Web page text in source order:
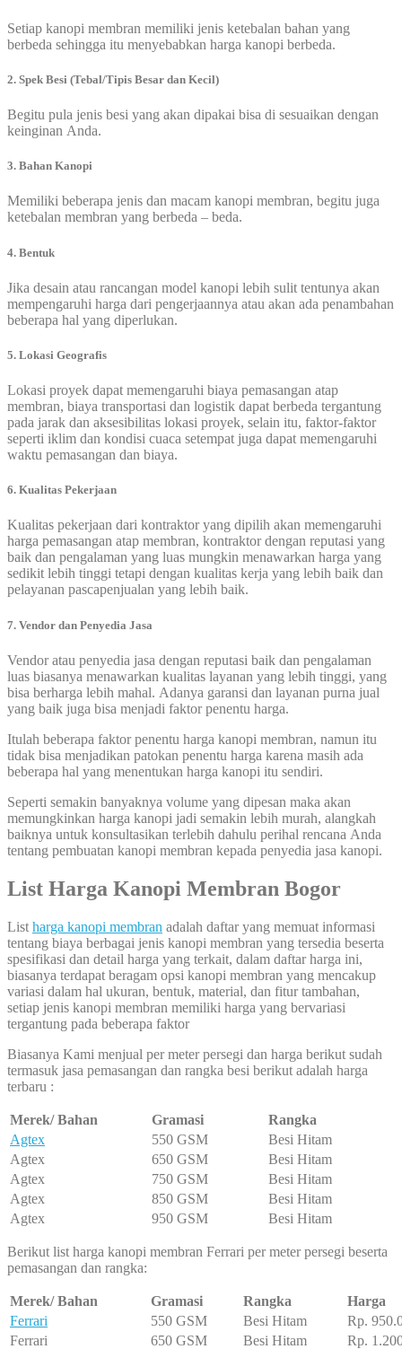
Setiap kanopi membran memiliki jenis ketebalan bahan yang
berbeda sehingga itu menyebabkan harga kanopi berbeda.
2. Spek Besi (Tebal/Tipis Besar dan Kecil)
Begitu pula jenis besi yang akan dipakai bisa di sesuaikan dengan
keinginan Anda.
3. Bahan Kanopi
Memiliki beberapa jenis dan macam kanopi membran, begitu juga
ketebalan membran yang berbeda – beda.
4. Bentuk
Jika desain atau rancangan model kanopi lebih sulit tentunya akan
mempengaruhi harga dari pengerjaannya atau akan ada penambahan
beberapa hal yang diperlukan.
5. Lokasi Geografis
Lokasi proyek dapat memengaruhi biaya pemasangan atap
membran, biaya transportasi dan logistik dapat berbeda tergantung
pada jarak dan aksesibilitas lokasi proyek, selain itu, faktor-faktor
seperti iklim dan kondisi cuaca setempat juga dapat memengaruhi
waktu pemasangan dan biaya.
6. Kualitas Pekerjaan
Kualitas pekerjaan dari kontraktor yang dipilih akan memengaruhi
harga pemasangan atap membran, kontraktor dengan reputasi yang
baik dan pengalaman yang luas mungkin menawarkan harga yang
sedikit lebih tinggi tetapi dengan kualitas kerja yang lebih baik dan
pelayanan pascapenjualan yang lebih baik.
7. Vendor dan Penyedia Jasa
Vendor atau penyedia jasa dengan reputasi baik dan pengalaman
luas biasanya menawarkan kualitas layanan yang lebih tinggi, yang
bisa berharga lebih mahal. Adanya garansi dan layanan purna jual
yang baik juga bisa menjadi faktor penentu harga.
Itulah beberapa faktor penentu harga kanopi membran, namun itu
tidak bisa menjadikan patokan penentu harga karena masih ada
beberapa hal yang menentukan harga kanopi itu sendiri.
Seperti semakin banyaknya volume yang dipesan maka akan
memungkinkan harga kanopi jadi semakin lebih murah, alangkah
baiknya untuk konsultasikan terlebih dahulu perihal rencana Anda
tentang pembuatan kanopi membran kepada penyedia jasa kanopi.
List Harga Kanopi Membran Bogor
List harga kanopi membran adalah daftar yang memuat informasi
tentang biaya berbagai jenis kanopi membran yang tersedia beserta
spesifikasi dan detail harga yang terkait, dalam daftar harga ini,
biasanya terdapat beragam opsi kanopi membran yang mencakup
variasi dalam hal ukuran, bentuk, material, dan fitur tambahan,
setiap jenis kanopi membran memiliki harga yang bervariasi
tergantung pada beberapa faktor
Biasanya Kami menjual per meter persegi dan harga berikut sudah
termasuk jasa pemasangan dan rangka besi berikut adalah harga
terbaru :
Merek/ Bahan Gramasi
Rangka
Agtex
550 GSM
Besi Hitam
Agtex
650 GSM
Besi Hitam
Agtex
750 GSM
Besi Hitam
Agtex
850 GSM
Besi Hitam
Agtex
950 GSM Besi Hitam
Berikut list harga kanopi membran Ferrari per meter persegi beserta
pemasangan dan rangka:
Merek/ Bahan Gramasi Rangka
Harga
Ferrari
550 GSM Besi Hitam
Rp.
Ferrari
650 GSM Besi Hitam
Rp.